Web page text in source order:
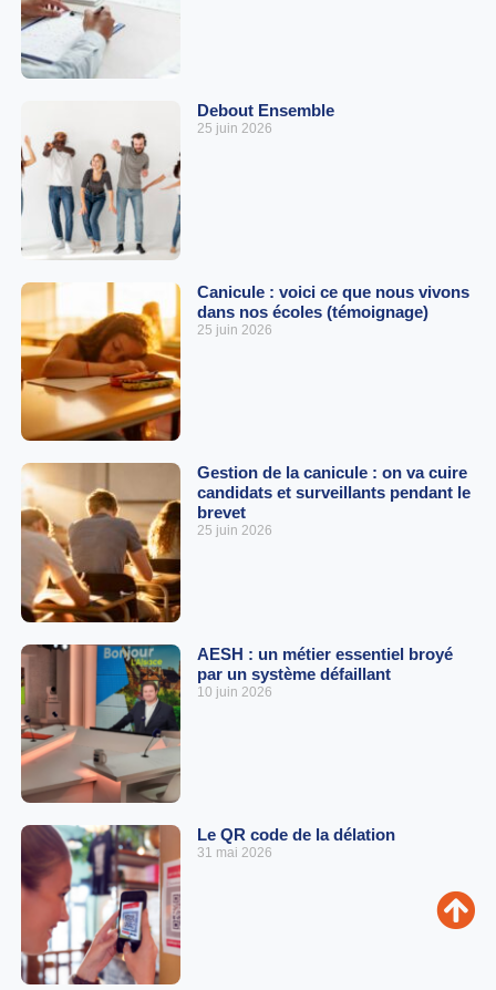
Debout Ensemble
25 juin 2026
Canicule : voici ce que nous vivons
dans nos écoles (témoignage)
25 juin 2026
Gestion de la canicule : on va cuire
candidats et surveillants pendant le
brevet
25 juin 2026
AESH : un métier essentiel broyé
par un système défaillant
10 juin 2026
Le QR code de la délation
31 mai 2026